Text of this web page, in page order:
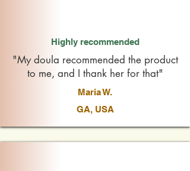
Highly recommended
"My doula recommended the product
to me, and I thank her for that"
Maria W.
GA, USA